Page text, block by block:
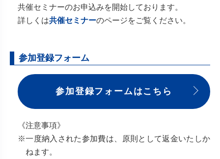
共催セミナーのお申込みを開始しております。
詳しくは共催セミナーのページをご覧ください。
参加登録フォーム
参加登録フォームはこちら
《注意事項》
※一度納入された参加費は、原則として返金いたしか
ねます。